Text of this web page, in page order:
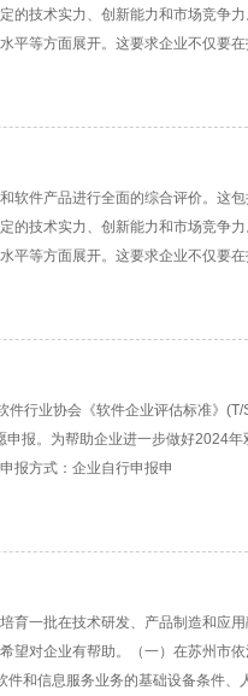
的技术实力、创新能力和市场竞争
平等方面展开。这要求企业不仅要
软件产品进行全面的综合评价。这
的技术实力、创新能力和市场竞争
平等方面展开。这要求企业不仅要
行业协会《软件企业评估标准》(T/
报。为帮助企业进一步做好2024年
报方式：企业自行申报申
育一批在技术研发、产品制造和应
望对企业有帮助。（一）在苏州市
和信息服务业务的基础设备条件、